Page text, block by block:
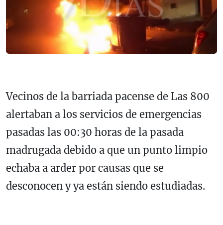
Vecinos de la barriada pacense de Las 800
alertaban a los servicios de emergencias
pasadas las 00:30 horas de la pasada
madrugada debido a que un punto limpio
echaba a arder por causas que se
desconocen y ya están siendo estudiadas.